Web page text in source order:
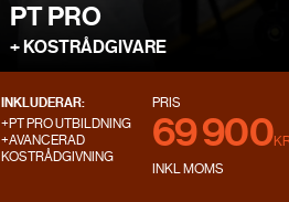
PT PRO
+ KOSTRÅDGIVARE
INKLUDERAR:
+PT PRO UTBILDNING
+AVANCERAD
KOSTRÅDGIVNING
PRIS
69 900
INKL MOMS